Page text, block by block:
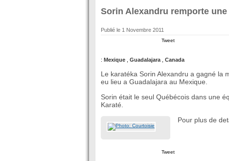
Sorin Alexandru remporte
Publié le 1 Novembre 2011
Tweet
: Mexique Guadalajara Canada
Le karatéka Sorin Alexandru a gagné la
eu lieu a Guadalajara au Mexique.
Sorin était le seul Québécois dans une
Karaté.
Pour plus de
Tweet